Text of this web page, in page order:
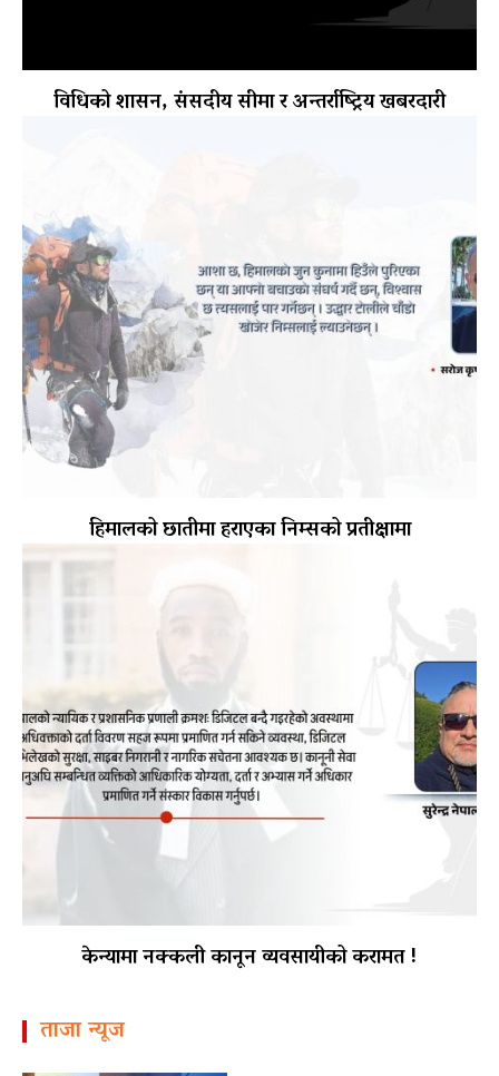
विधिको शासन, संसदीय सीमा र अन्तर्राष्ट्रिय खबरदारी
हिमालको छातीमा हराएका निम्सको प्रतीक्षामा
केन्यामा नक्कली कानून व्यवसायीको करामत !
ताजा न्यूज